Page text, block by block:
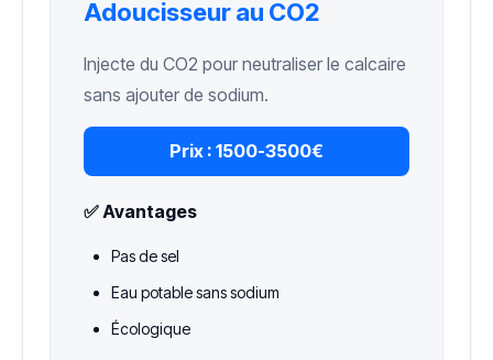
Adoucisseur au CO2
Injecte du CO2 pour neutraliser le calcaire
sans ajouter de sodium.
Prix : 1500-3500€
✅ Avantages
Pas de sel
Eau potable sans sodium
Écologique